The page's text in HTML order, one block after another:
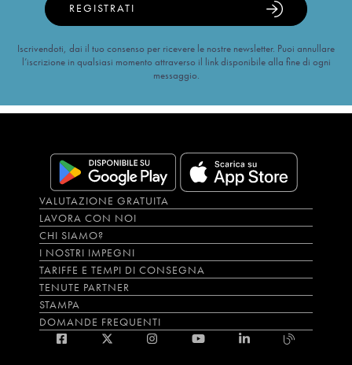
REGISTRATI
Iscrivendoti, dai il tuo consenso per ricevere le nostre newsletter. Puoi annullare
l’iscrizione in qualsiasi momento attraverso il link disponibile alla fine di ogni
messaggio.
VALUTAZIONE GRATUITA
LAVORA CON NOI
CHI SIAMO?
I NOSTRI IMPEGNI
TARIFFE E TEMPI DI CONSEGNA
TENUTE PARTNER
STAMPA
DOMANDE FREQUENTI